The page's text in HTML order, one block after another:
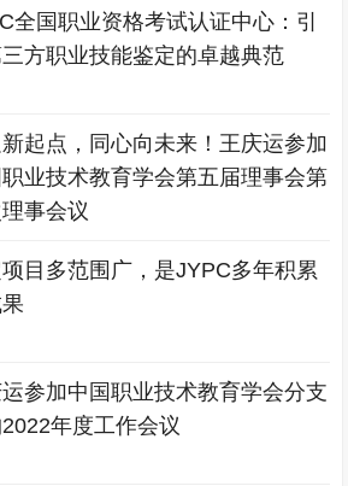
全国职业资格考试认证中心：引
方职业技能鉴定的卓越典范
起点，同心向未来！王庆运参加
业技术教育学会第五届理事会第
事会议
目多范围广，是JYPC多年积累
参加中国职业技术教育学会分支
年度工作会议